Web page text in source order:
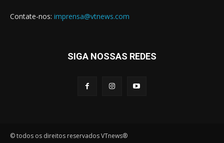
Contate-nos: imprensa@vtnews.com
SIGA NOSSAS REDES
© todos os direitos reservados VTnews®